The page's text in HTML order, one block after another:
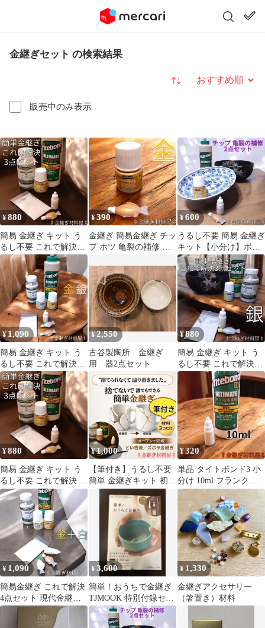
金継ぎセット の検索結果
販売中のみ表示
並び替え
¥880
簡易 金継ぎ キット う
るし不要 これで解決3
点セット｜ 割れ・欠け
補修用 パテ補修対応 小
分け材料
¥390
金継ぎ 簡易金継ぎ チッ
プ ホツ 亀裂の補修 ペ
150 ゴールド #44 小分
け 3ml 単品 陶器の絵付
け用塗料
¥600
うるし不要 簡易 金継ぎ
キット【小分け】ボン
ド＆塗料 2点セット 補
修用
¥ 1,090
簡易 金継ぎ キット う
るし不要 これで解決3
点セット＋銀色塗料｜
割れ・欠け補修用 パテ
補修対応 小分け材料
¥2,550
古谷製陶所 金継ぎ
用 器2点セット
¥880
簡易 金継ぎ キット う
るし不要 これで解決3
点セット 銀色（銀継ぎ
風）｜ 割れ・欠け補修
用 パテ補修対応 小分け
材料
¥880
簡易 金継ぎ キット う
るし不要 これで解決 3
点セット 割れ・欠け補
修 小分け
¥1,000
【筆付き】うるし不要
簡単 金継ぎキット 初心
これで解決3点セット
¥320
単品 タイトボンド3 小
分け 10ml フランクリ
ン 木工用ボンド 簡易金
継ぎ キット 陶器の接合
小さな欠け埋め 接着剤
補修材 食器の修理 日用
大工 日曜大工 ギター補
修
¥ 1,090
簡易金継ぎ これで解決
4点セット 現代金継ぎ
ペベオの絵具 金色と白
色 塗料 2色 セラミック
¥3,600
簡単！おうちで金継ぎ
TJMOOK 特別付録セッ
ト 金継ぎ DIY
¥1,330
金継ぎアクセサリー
（箸置き）材料